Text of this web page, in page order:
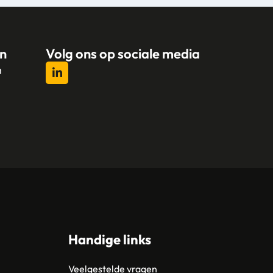
Volg ons op sociale media
Handige links
Veelgestelde vragen